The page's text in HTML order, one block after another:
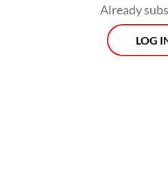
Wakil Wali Kota Kota
Already
LOG